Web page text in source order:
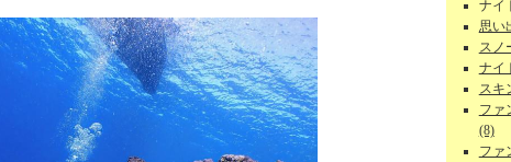
ナイ
思い
スノ
ナイ
スキ
ファ
(8)
ファ